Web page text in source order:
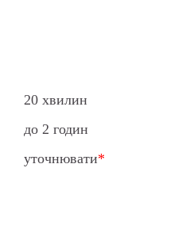
20 хвилин
до 2 годин
уточнювати*